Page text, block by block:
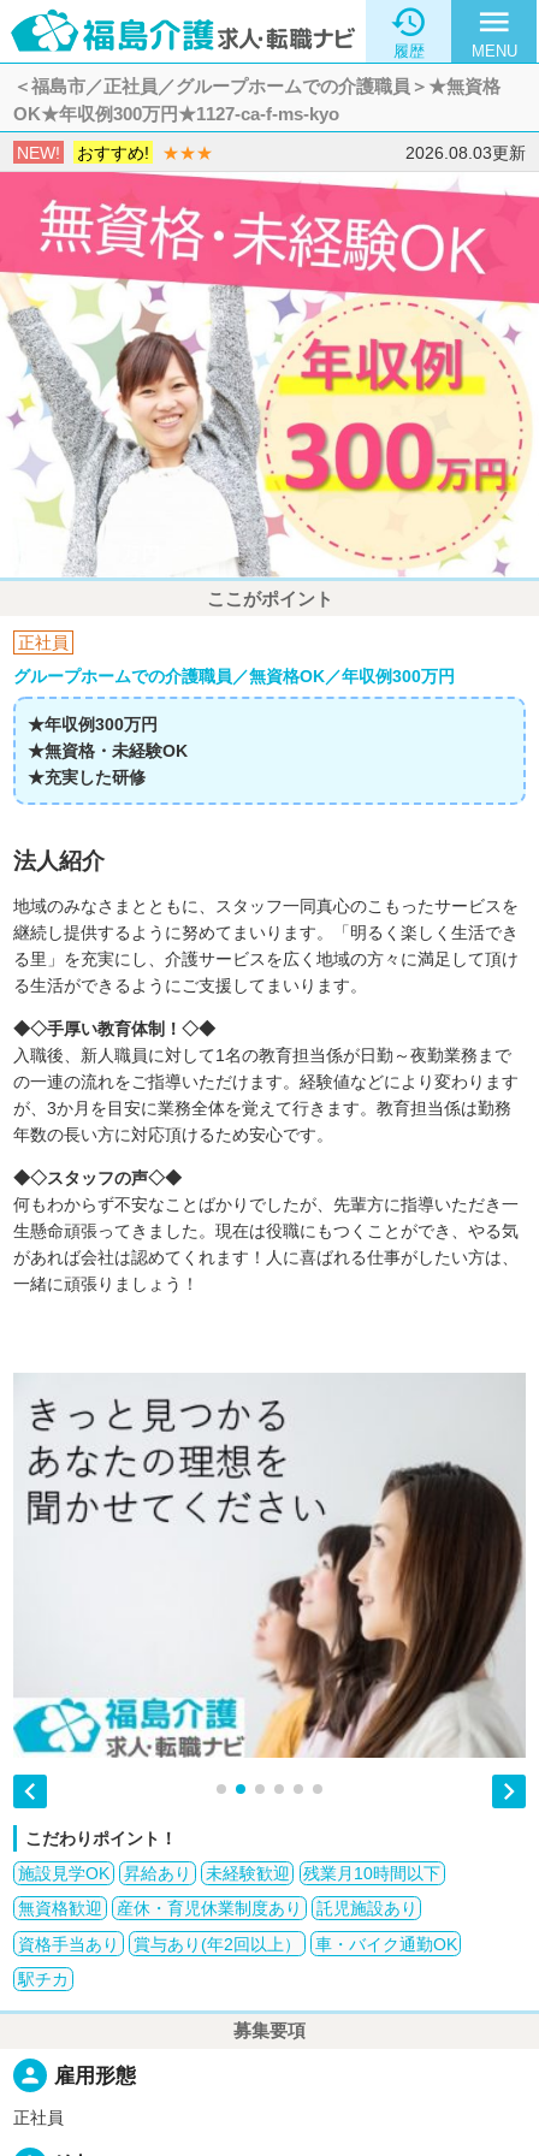

履歴
menu
MENU
＜福島市／正社員／グループホームでの介護職員＞★無資格
OK★年収例300万円★1127-ca-f-ms-kyo
NEW! おすすめ! ★★★ 2026.08.03更新
ここがポイント
正社員
グループホームでの介護職員／無資格OK／年収例300万円
★年収例300万円
★無資格・未経験OK
★充実した研修
法人紹介
地域のみなさまとともに、スタッフ一同真心のこもったサービスを
継続し提供するように努めてまいります。「明るく楽しく生活でき
る里」を充実にし、介護サービスを広く地域の方々に満足して頂け
る生活ができるようにご支援してまいります。
◆◇手厚い教育体制！◇◆
入職後、新人職員に対して1名の教育担当係が日勤～夜勤業務まで
の一連の流れをご指導いただけます。経験値などにより変わります
が、3か月を目安に業務全体を覚えて行きます。教育担当係は勤務
年数の長い方に対応頂けるため安心です。
◆◇スタッフの声◇◆
何もわからず不安なことばかりでしたが、先輩方に指導いただき一
生懸命頑張ってきました。現在は役職にもつくことができ、やる気
があれば会社は認めてくれます！人に喜ばれる仕事がしたい方は、
一緒に頑張りましょう！
 
こだわりポイント！
施設見学OK
昇給あり 未経験歓迎
残業月10時間以下
無資格歓迎
産休・育児休業制度あり
託児施設あり
資格手当あり
賞与あり(年2回以上）
車・バイク通勤OK
駅チカ
募集要項
person 雇用形態
正社員